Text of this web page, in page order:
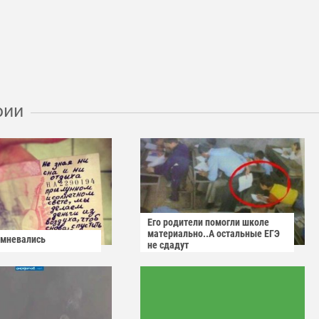
Его родители помогли школе
материально..А остальные ЕГЭ
не сдадут